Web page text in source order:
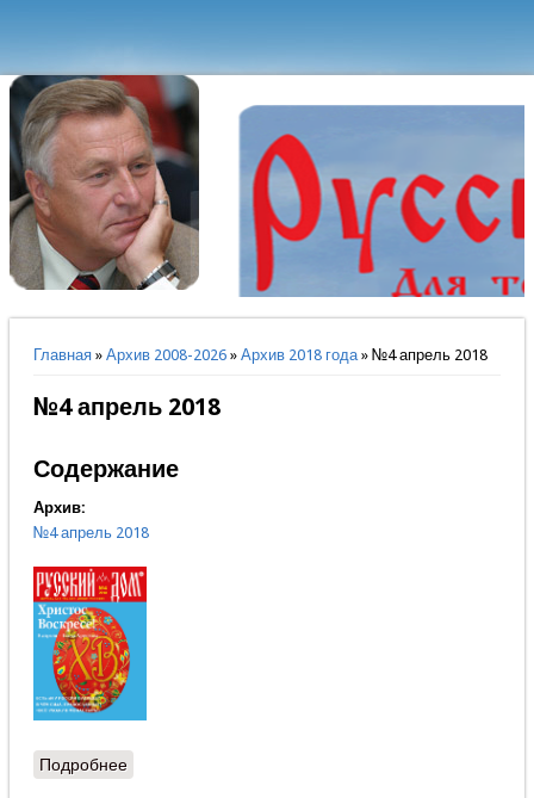
Вы здесь
Главная» Архив 2008-2026» Архив 2018 года» №4 апрель 2018
№4 апрель 2018
Содержание
Архив:
№4 апрель 2018
Подробнеео Содержание